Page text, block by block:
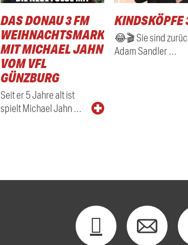
DAS DONAU 3 FM
WEIHNACHTSMARKTRADIO
MIT MICHAEL JAHN
VOM VFL
GÜNZBURG
Seit er 5 Jahre alt ist
spielt Michael Jahn …
KINDSKÖPFE
😂🎬 Sie sind
Adam Sandler …